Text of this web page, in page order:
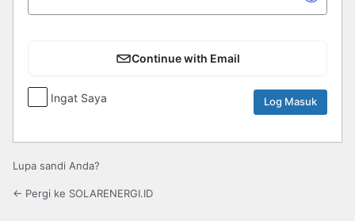
Continue with Email
Ingat Saya
Lupa sandi Anda?
← Pergi ke SOLARENERGI.ID